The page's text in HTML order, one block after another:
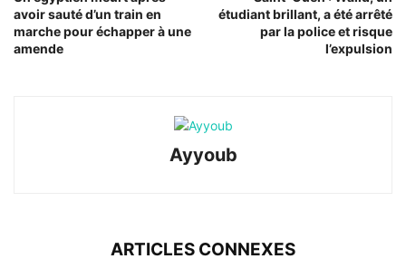
avoir sauté d’un train en
marche pour échapper à une
amende
étudiant brillant, a été arrêté
par la police et risque
l’expulsion
Ayyoub
ARTICLES CONNEXES